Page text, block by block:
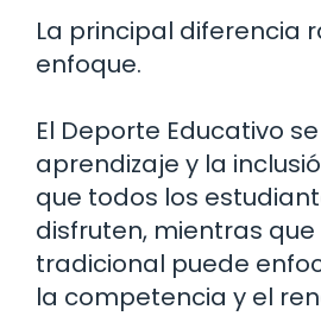
La principal diferencia
enfoque.
El Deporte Educativo
aprendizaje y la
que todos los
disfruten, mientras
tradicional puede
la competencia y el